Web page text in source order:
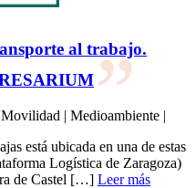
al trabajo.
| Medioambiente |
está ubicada en una de estas
Logística de Zaragoza)
de Castel […] Leer más